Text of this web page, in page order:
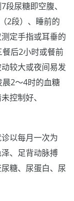
尿糖即空腹、
2段）、睡前的
定手指或耳垂的
后2小时或餐前
较大或夜间易发
2～4时的血糖
控制好、
以每月一次为
、足背动脉搏
糖、尿蛋白、尿